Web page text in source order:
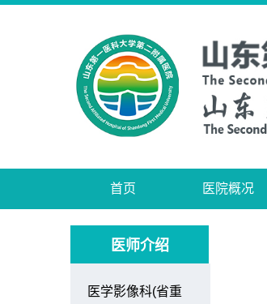
首页 医院概况
医师介绍
医学影像科(省重